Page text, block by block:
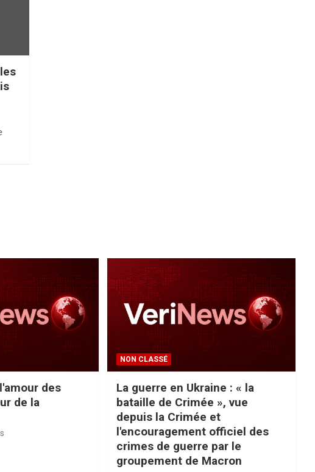
des
de la
NON CLASSÉ
La guerre en Ukraine : « la
bataille de Crimée », vue
depuis la Crimée et
l'encouragement officiel des
crimes de guerre par le
groupement de Macron